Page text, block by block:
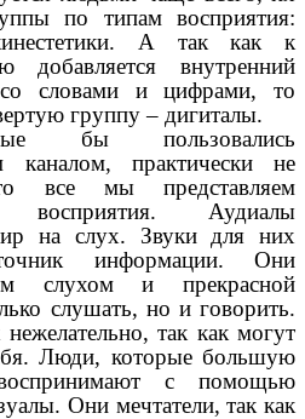
по типам восприятия:
А так как к
добавляется внутренний
словами и цифрами, то
группу – дигиталы.
бы пользовались
каналом, практически не
все мы представляем
Аудиалы
на слух. Звуки для них
информации. Они
слухом и прекрасной
слушать, но и говорить.
так как могут
Люди, которые большую
с помощью
Они мечтатели, так как